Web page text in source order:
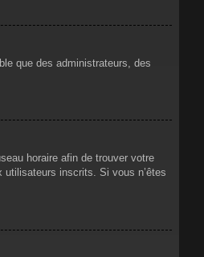
que des administrateurs, des
horaire afin de trouver votre
utilisateurs inscrits. Si vous n’êtes